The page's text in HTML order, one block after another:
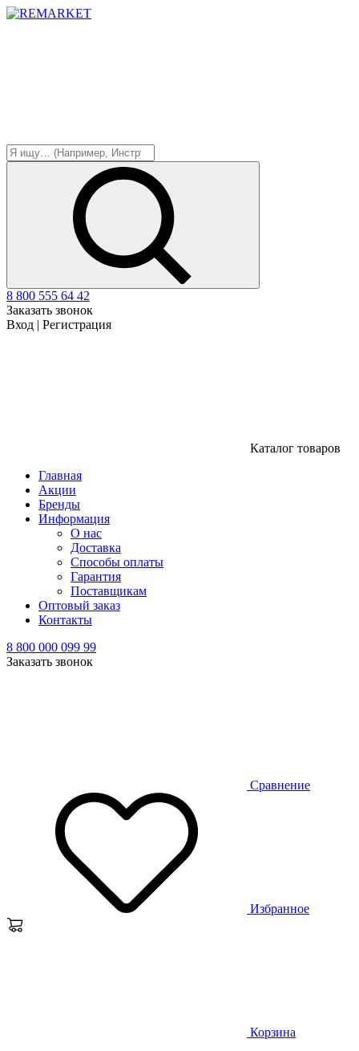
8 800 555 64 42
Заказать звонок
Вход | Регистрация
Каталог товаров
Главная
Акции
Бренды
Информация
О нас
Доставка
Способы оплаты
Гарантия
Поставщикам
Оптовый заказ
Контакты
8 800 000 099 99
Заказать звонок
Сравнение
Избранное
Корзина